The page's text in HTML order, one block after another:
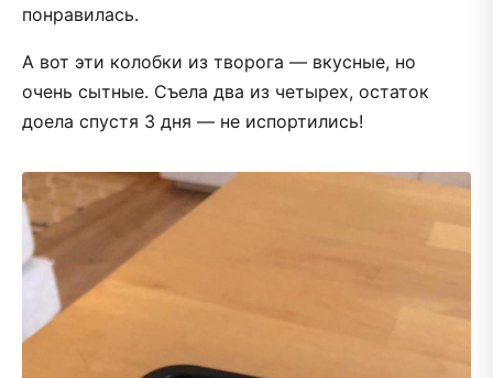
понравилась.
А вот эти колобки из творога — вкусные, но
очень сытные. Съела два из четырех, остаток
доела спустя 3 дня — не испортились!